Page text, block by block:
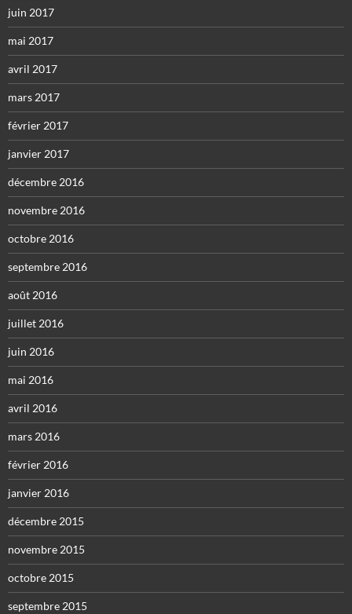
juin 2017
mai 2017
avril 2017
mars 2017
février 2017
janvier 2017
décembre 2016
novembre 2016
octobre 2016
septembre 2016
août 2016
juillet 2016
juin 2016
mai 2016
avril 2016
mars 2016
février 2016
janvier 2016
décembre 2015
novembre 2015
octobre 2015
septembre 2015